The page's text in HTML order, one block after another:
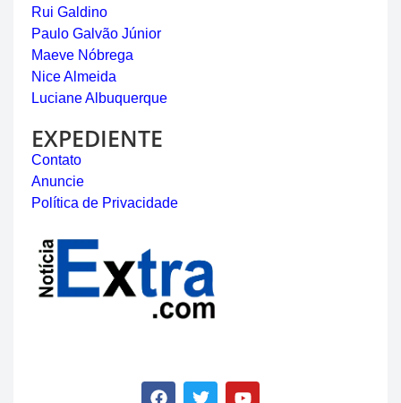
Rui Galdino
Paulo Galvão Júnior
Maeve Nóbrega
Nice Almeida
Luciane Albuquerque
EXPEDIENTE
Contato
Anuncie
Política de Privacidade